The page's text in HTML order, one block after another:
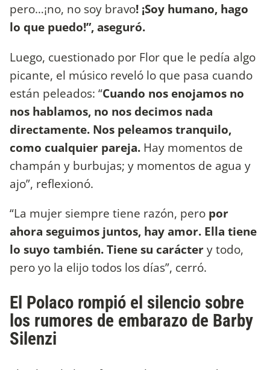
pero…¡no, no soy bravo! ¡Soy humano, hago
lo que puedo!”, aseguró.
Luego, cuestionado por Flor que le pedía algo
picante, el músico reveló lo que pasa cuando
están peleados: “Cuando nos enojamos no
nos hablamos, no nos decimos nada
directamente. Nos peleamos tranquilo,
como cualquier pareja. Hay momentos de
champán y burbujas; y momentos de agua y
ajo”, reflexionó.
“La mujer siempre tiene razón, pero por
ahora seguimos juntos, hay amor. Ella tiene
lo suyo también. Tiene su caráctery todo,
pero yo la elijo todos los días”, cerró.
El Polaco rompió el silencio sobre
los rumores de embarazo de Barby
Silenzi